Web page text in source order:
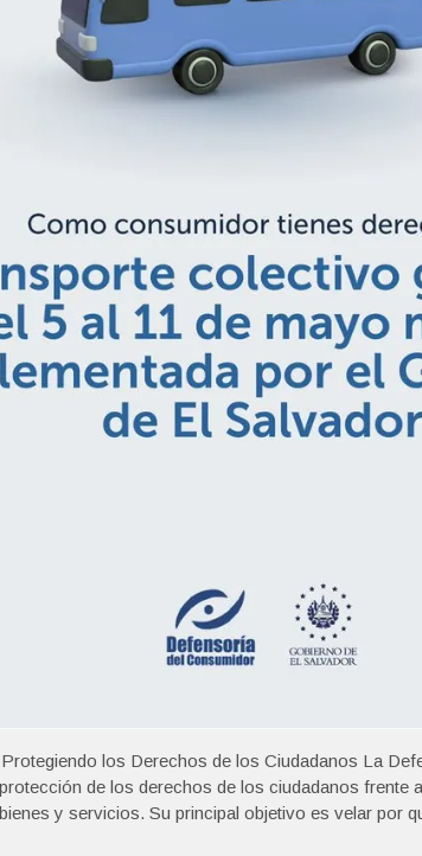
los Derechos de los Ciudadanos La
de los derechos de los ciudadanos frente
y servicios. Su principal objetivo es velar por